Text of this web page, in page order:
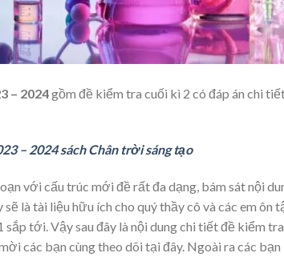
– 2024gồm đề kiểm tra cuối kì 2 có đáp án chi
– 2024 sách Chân trời sáng tạo
với cấu trúc mới đề rất đa dạng, bám sát nội
là tài liệu hữu ích cho quý thầy cô và các em ôn
tới. Vậy sau đây là nội dung chi tiết đề kiểm tra
các bạn cùng theo dõi tại đây. Ngoài ra các bạn